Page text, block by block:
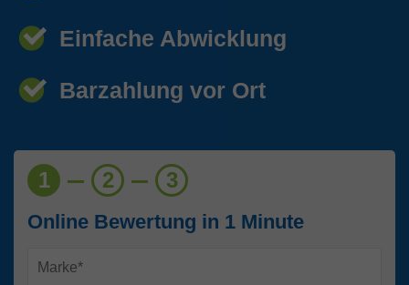
Einfache Abwicklung
Barzahlung vor Ort
1 2 3
Online Bewertung in 1 Minute